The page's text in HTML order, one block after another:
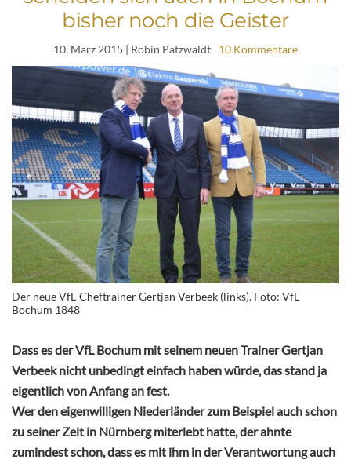
bisher noch die Geister
10. März 2015 | Robin Patzwaldt 10 Kommentare
Der neue VfL-Cheftrainer Gertjan Verbeek (links). Foto: VfL
Bochum 1848
Dass es der VfL Bochum mit seinem neuen Trainer Gertjan
Verbeek nicht unbedingt einfach haben würde, das stand ja
eigentlich von Anfang an fest.
Wer den eigenwilligen Niederländer zum Beispiel auch schon
zu seiner Zeit in Nürnberg miterlebt hatte, der ahnte
zumindest schon, dass es mit ihm in der Verantwortung auch